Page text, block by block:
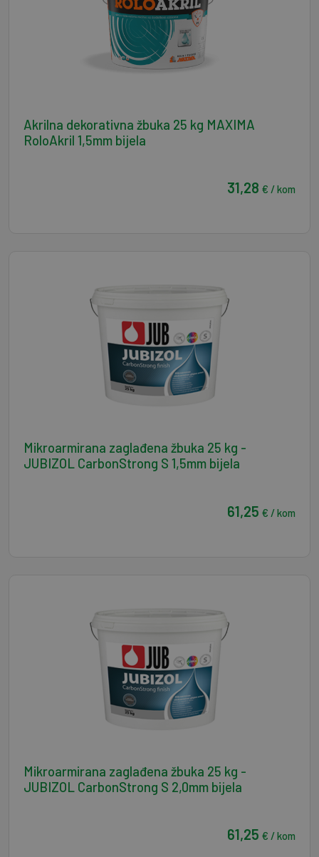
Akrilna dekorativna žbuka 25 kg MAXIMA
RoloAkril 1,5mm bijela
31,28 € / kom
Mikroarmirana zaglađena žbuka 25 kg -
JUBIZOL CarbonStrong S 1,5mm bijela
61,25 € / kom
Mikroarmirana zaglađena žbuka 25 kg -
JUBIZOL CarbonStrong S 2,0mm bijela
61,25 € / kom